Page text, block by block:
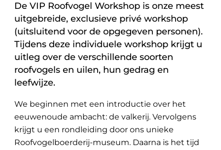
De VIP Roofvogel Workshop is onze meest
uitgebreide, exclusieve privé workshop
(uitsluitend voor de opgegeven personen).
Tijdens deze individuele workshop krijgt u
uitleg over de verschillende soorten
roofvogels en uilen, hun gedrag en
leefwijze.
We beginnen met een introductie over het
eeuwenoude ambacht: de valkerij. Vervolgens
krijgt u een rondleiding door ons unieke
Roofvogelboerderij-museum. Daarna is het tijd